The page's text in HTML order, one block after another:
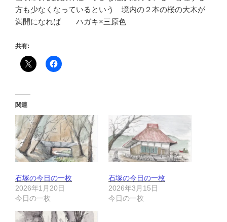
方も少なくなっているという 境内の２本の桜の大木が
満開になれば ハガキ×三原色
共有:
関連
石塚の今日の一枚
2026年1月20日
今日の一枚
石塚の今日の一枚
2026年3月15日
今日の一枚